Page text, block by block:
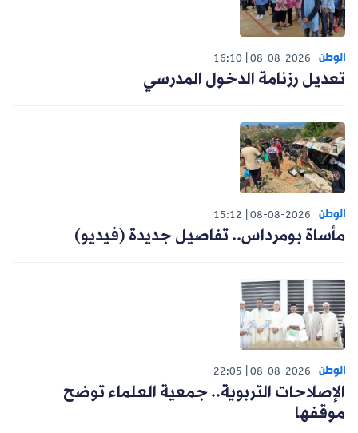
الوطن 08-08-2026
16:10
تعديل رزنامة الدخول المدرسي
الوطن 08-08-2026
15:12
مأساة بومرداس.. تفاصيل جديدة (فيديو)
الوطن 08-08-2026
22:05
الإصلاحات التربوية.. جمعية العلماء توضح
موقفها